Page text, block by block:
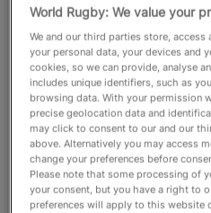
Dit bericht op
World Rugby: We value your
We and our third parties store,
your personal data, your devices and
cookies, so we can provide, analyse
includes unique identifiers, such as
browsing data. With your permission
precise geolocation data and
may click to consent to our and our
above. Alternatively you may access
change your preferences before
Please note that some processing of
your consent, but you have a right to
preferences will apply to this website